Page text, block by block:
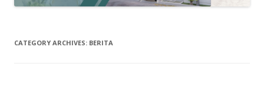
CATEGORY ARCHIVES: BERITA